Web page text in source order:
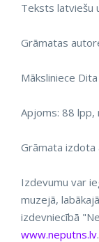
Teksts latviešu
Grāmatas
Māksliniece
Apjoms: 88 lpp,
Grāmata izdota
Izdevumu var
muzejā,
izdevniecībā
www.neputns.lv.